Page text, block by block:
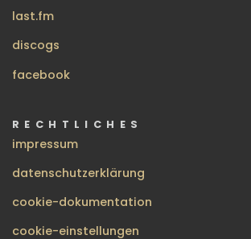
last.fm
discogs
facebook
RECHTLICHES
impressum
datenschutzerklärung
cookie-dokumentation
cookie-einstellungen